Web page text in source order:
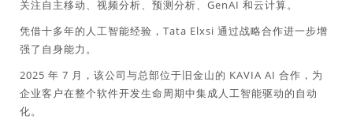
关注自主移动、视频分析、预测分析、GenAI 和云计算。
凭借十多年的人工智能经验，Tata Elxsi 通过战略合作进一步增
强了自身能力。
2025 年 7 月，该公司与总部位于旧金山的 KAVIA AI 合作，为
企业客户在整个软件开发生命周期中集成人工智能驱动的自动
化。